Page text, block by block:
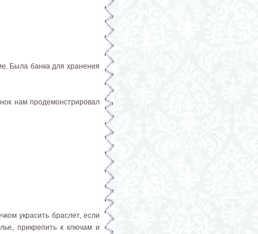
Была банка для хранения
нам продемонстрировал
украсить браслет, если
прикрепить к ключам и